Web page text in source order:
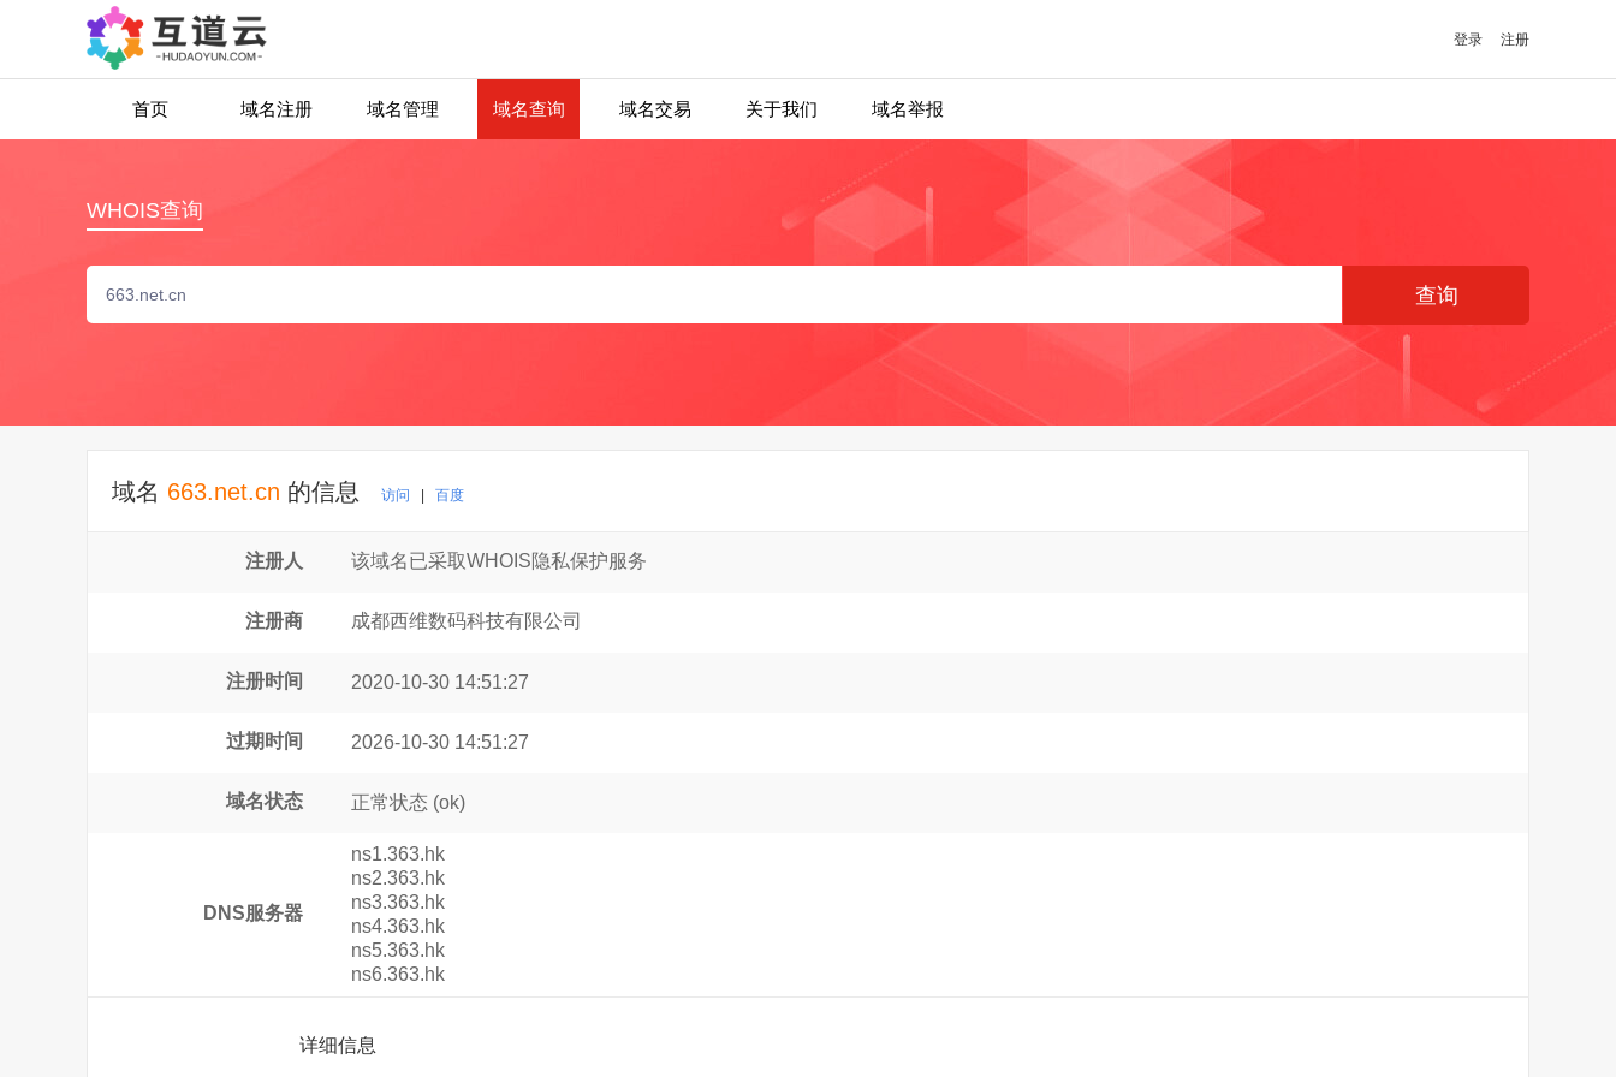
登录 注册
首页 域名注册 域名管理 域名查询 域名交易 关于我们 域名举报
WHOIS查询
域名 663.net.cn 的信息 访问 百度
注册人 该域名已采取WHOIS隐私保护服务
注册商 成都西维数码科技有限公司
注册时间 2020-10-30 14:51:27
过期时间 2026-10-30 14:51:27
域名状态 正常状态 (ok)
DNS服务器
ns1.363.hk
ns2.363.hk
ns3.363.hk
ns4.363.hk
ns5.363.hk
ns6.363.hk
详细信息